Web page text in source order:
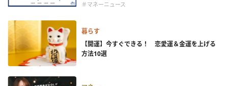
＃マネーニュース
暮らす
【開運】今すぐできる！ 恋愛運＆金運を上げる
方法10選